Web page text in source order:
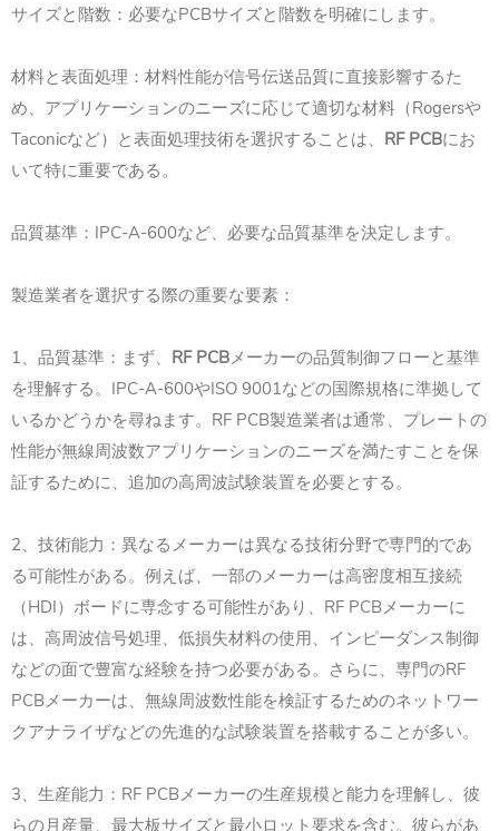
サイズと階数：必要なPCBサイズと階数を明確にします。
材料と表面処理：材料性能が信号伝送品質に直接影響するた
め、アプリケーションのニーズに応じて適切な材料（Rogersや
Taconicなど）と表面処理技術を選択することは、 RF PCBにお
いて特に重要である。
品質基準：IPC-A-600など、必要な品質基準を決定します。
製造業者を選択する際の重要な要素：
1、品質基準：まず、 RF PCBメーカーの品質制御フローと基準
を理解する。IPC-A-600やISO 9001などの国際規格に準拠して
いるかどうかを尋ねます。RF PCB製造業者は通常、プレートの
性能が無線周波数アプリケーションのニーズを満たすことを保
証するために、追加の高周波試験装置を必要とする。
2、技術能力：異なるメーカーは異なる技術分野で専門的であ
る可能性がある。例えば、一部のメーカーは高密度相互接続
（HDI）ボードに専念する可能性があり、RF PCBメーカーに
は、高周波信号処理、低損失材料の使用、インピーダンス制御
などの面で豊富な経験を持つ必要がある。さらに、専門のRF
PCBメーカーは、無線周波数性能を検証するためのネットワー
クアナライザなどの先進的な試験装置を搭載することが多い。
3、生産能力：RF PCBメーカーの生産規模と能力を理解し、彼
らの月産量、最大板サイズと最小ロット要求を含む。彼らがあ